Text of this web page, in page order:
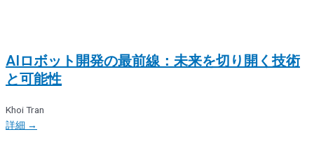
AIロボット開発の最前線：未来を切り開く技術
と可能性
Khoi Tran
詳細 →